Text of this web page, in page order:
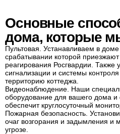
Основные
дома, которые
Пультовая. Устанавливаем в
срабатывании которой
реагирования Росгвардии. Также
сигнализации и системы
территорию коттеджа.
Видеонаблюдение. Наши
оборудование для вашего дома и
обеспечит круглосуточный
Пожарная безопасность.
очаг возгорания и задымления и
угрозе.